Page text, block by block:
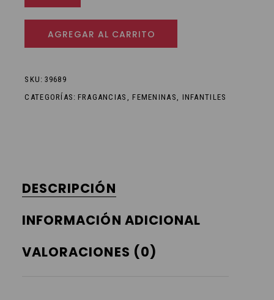
AGREGAR AL CARRITO
SKU: 39689
CATEGORÍAS: FRAGANCIAS ,FEMENINAS INFANTILES
DESCRIPCIÓN
INFORMACIÓN ADICIONAL
VALORACIONES (0)